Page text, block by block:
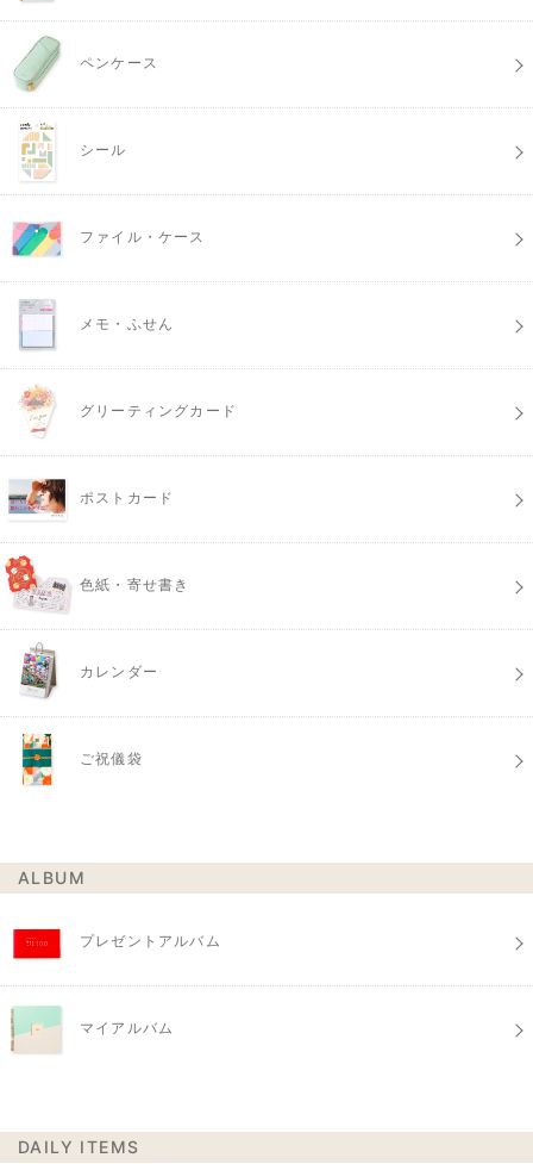
ペンケース
シール
ファイル・ケース
メモ・ふせん
グリーティングカード
ポストカード
色紙・寄せ書き
カレンダー
ご祝儀袋
ALBUM
プレゼントアルバム
マイアルバム
DAILY ITEMS